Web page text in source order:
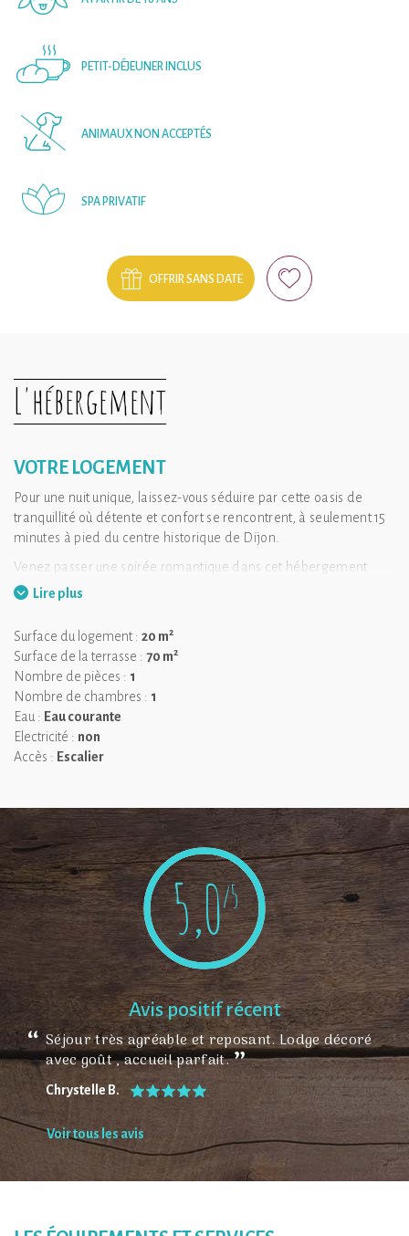
PETIT-DÉJEUNER INCLUS
ANIMAUX NON ACCEPTÉS
SPA PRIVATIF
OFFRIR SANS DATE
L'hébergement
VOTRE LOGEMENT
Pour une nuit unique, laissez-vous séduire par cette oasis de
tranquillité où détente et confort se rencontrent, à seulement 15
minutes à pied du centre historique de Dijon.
Venez passer une soirée romantique dans cet hébergement
avec bain nordique chauffé au feu de bois à 38 degrés. Au petit
baies vitrées vous offriront une vue sur cette bulle de verdure
urbaine où il est fréquent de voir des écureuils jouer les
acrobates.
Ce lodge, décoré avec élégance, combine charme et
commodités modernes pour vous garantir un séjour confortable
et relaxant après une journée de découverte de la région.
Lire plus
Surface du logement : 20 m2
Surface de la terrasse : 70 m2
Nombre de pièces : 1
Nombre de chambres : 1
Eau : Eau courante
Electricité : non
Accès : Escalier
5,0/5
Avis positif récent
Séjour très agréable et reposant. Lodge décoré
avec goût , accueil parfait.
Chrystelle B.
Voir tous les avis